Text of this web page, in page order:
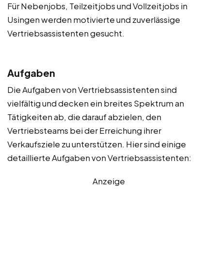
Für Nebenjobs, Teilzeitjobs und Vollzeitjobs in
Usingen werden motivierte und zuverlässige
Vertriebsassistenten gesucht.
Aufgaben
Die Aufgaben von Vertriebsassistenten sind
vielfältig und decken ein breites Spektrum an
Tätigkeiten ab, die darauf abzielen, den
Vertriebsteams bei der Erreichung ihrer
Verkaufsziele zu unterstützen. Hier sind einige
detaillierte Aufgaben von Vertriebsassistenten:
Anzeige